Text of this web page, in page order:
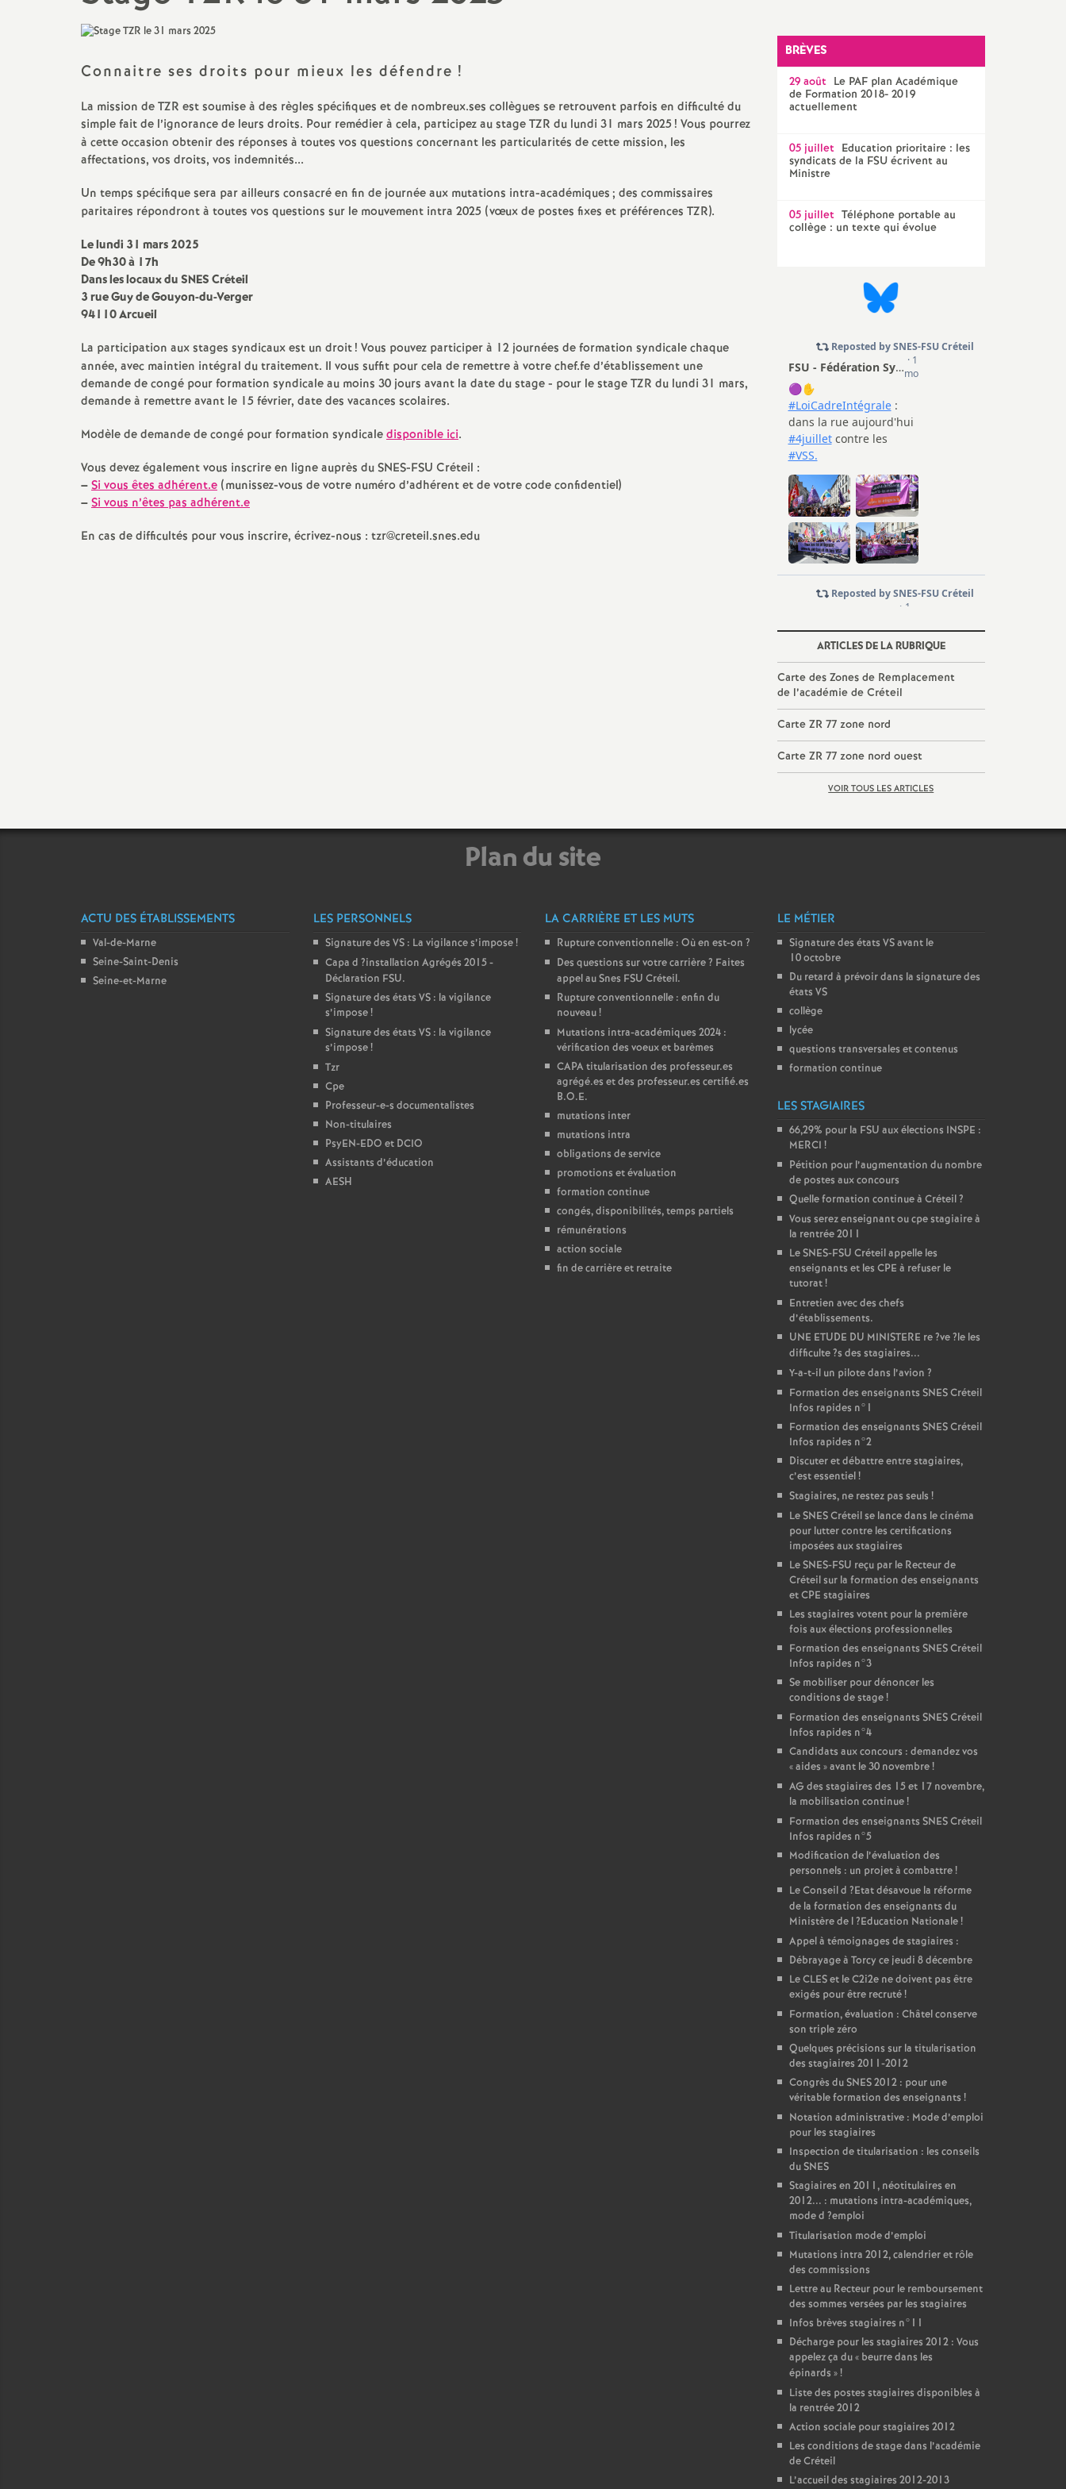
N
t
i
n
d
e
s
E
n
s
e
t
s
d
e
S
e
c
o
Non-titulaires
PsyEN-EDOet DCIO
Assistants d’éducation
AESH
partiels
rémunérations
outils pour les militant-e-s
GroupeLGBTQIA +
Connaitre ses droits pour mieux les défendre !
La mission deTZR est soumise à des règles spécifiques et de nombreux.ses collègues se retrouvent parfois en difficulté du
simple fait de l’ignorance de leurs droits. Pour remédier à cela, participez au stageTZR du lundi 31 mars 2025! Vous pourrez
à cette occasion obtenir des réponses à toutes vos questions concernant les particularités de cette mission, les
affectations, vos droits, vos indemnités...
Un temps spécifique sera par ailleurs consacré en fin de journée aux mutations intra-académiques; des commissaires
paritaires répondront à toutes vos questions sur le mouvement intra 2025 (vœux de postes fixes et préférences TZR).
Le lundi 31 mars 2025
De 9h30 à 17h
Dans les locaux duSNESCréteil
3 rue Guy de Gouyon-du-Verger
94110 Arcueil
La participation aux stages syndicaux est un droit! Vous pouvez participer à 12 journées de formation syndicale chaque
année, avec maintien intégral du traitement. Il vous suffit pour cela de remettre à votre chef.fe d’établissement une
demande de congé pour formation syndicale au moins 30 jours avant la date du stage - pour le stageTZR du lundi 31 mars,
demande à remettre avant le 15 février, date des vacances scolaires.
Modèle de demande de congé pour formation syndicaledisponible ici.
Vous devez également vous inscrire en ligne auprès duSNES-FSU Créteil :
–Si vous êtes adhérent.e (munissez-vous de votre numéro d’adhérent et de votre code confidentiel)
–Si vous n’êtes pas adhérent.e
En cas de difficultés pour vous inscrire, écrivez-nous : tzr@creteil.snes.edu
BRÈVES
29 août Le PAFplan Académique
de Formation 2018- 2019
actuellement
05 juillet Education prioritaire : les
syndicats de la FSUécrivent au
Ministre
05 juillet Téléphone portable au
collège : un texte qui évolue
ARTICLES DE LA RUBRIQUE
Carte des Zones de Remplacement
de l’académie de Créteil
Carte ZR77 zone nord
Carte ZR77 zone nord ouest
VOIR TOUS LES ARTICLES
Plan du site
ACTU DES ÉTABLISSEMENTS
Val-de-Marne
Seine-Saint-Denis
Seine-et-Marne
LES PERSONNELS
Signature des VS: La vigilance s’impose!
Capa d ?installation Agrégés 2015 -
Déclaration FSU.
Signature des états VS: la vigilance
s’impose!
Signature des états VS: la vigilance
s’impose!
Tzr
Cpe
Professeur-e-s documentalistes
Non-titulaires
PsyEN-EDO et DCIO
Assistants d’éducation
AESH
LA CARRIÈRE ET LES MUTS
Rupture conventionnelle : Où en est-on ?
Des questions sur votre carrière? Faites
appel au Snes FSU Créteil.
Rupture conventionnelle : enfin du
nouveau!
Mutations intra-académiques 2024 :
vérification des voeux et barèmes
CAPAtitularisation des professeur.es
agrégé.es et des professeur.es certifié.es
B.O.E.
mutations inter
mutations intra
obligations de service
promotions et évaluation
formation continue
congés, disponibilités, temps partiels
rémunérations
action sociale
fin de carrière et retraite
LE MÉTIER
Signature des états VSavant le
10 octobre
Du retard à prévoir dans la signature des
états VS
collège
lycée
questions transversales et contenus
formation continue
LES STAGIAIRES
66,29% pour la FSU aux élections INSPE :
MERCI !
Pétition pour l’augmentation du nombre
de postes aux concours
Quelle formation continue à Créteil?
Vous serez enseignant ou cpe stagiaire à
la rentrée 2011
LeSNES-FSU Créteil appelle les
enseignants et les CPE à refuser le
tutorat!
Entretien avec des chefs
d’établissements.
UNE ETUDE DU MINISTERE re?ve?le les
difficulte?s des stagiaires...
Y-a-t-il un pilote dans l’avion ?
Formation des enseignants SNESCréteil
Infos rapides n°1
Formation des enseignants SNESCréteil
Infos rapides n°2
Discuter et débattre entre stagiaires,
c’est essentiel!
Stagiaires, ne restez pas seuls !
LeSNESCréteil se lance dans le cinéma
pour lutter contre les certifications
imposées aux stagiaires
LeSNES-FSU reçu par le Recteur de
Créteil sur la formation des enseignants
etCPE stagiaires
Les stagiaires votent pour la première
fois aux élections professionnelles
Formation des enseignants SNESCréteil
Infos rapides n°3
Se mobiliser pour dénoncer les
conditions de stage!
Formation des enseignants SNESCréteil
Infos rapides n°4
Candidats aux concours : demandez vos
«aides » avant le 30 novembre!
AG des stagiaires des 15 et 17 novembre,
la mobilisation continue!
Formation des enseignants SNESCréteil
Infos rapides n°5
Modification de l’évaluation des
personnels : un projet à combattre!
Le Conseil d ?Etat désavoue la réforme
de la formation des enseignants du
Ministère de l?Education Nationale!
Appel à témoignages de stagiaires :
Débrayage à Torcy ce jeudi 8 décembre
LeCLESet le C2i2e ne doivent pas être
exigés pour être recruté!
Formation, évaluation : Châtel conserve
son triple zéro
Quelques précisions sur la titularisation
des stagiaires 2011-2012
Congrès duSNES2012 : pour une
véritable formation des enseignants !
Notation administrative : Mode d’emploi
pour les stagiaires
Inspection de titularisation : les conseils
duSNES
Stagiaires en 2011, néotitulaires en
2012... : mutations intra-académiques,
mode d ?emploi
Titularisation mode d’emploi
Mutations intra 2012, calendrier et rôle
des commissions
Lettre au Recteur pour le remboursement
des sommes versées par les stagiaires
Infos brèves stagiaires n°11
Décharge pour les stagiaires 2012 : Vous
appelez ça du « beurre dans les
épinards »!
Liste des postes stagiaires disponibles à
la rentrée 2012
Action sociale pour stagiaires 2012
Les conditions de stage dans l’académie
de Créteil
L’accueil des stagiaires 2012-2013